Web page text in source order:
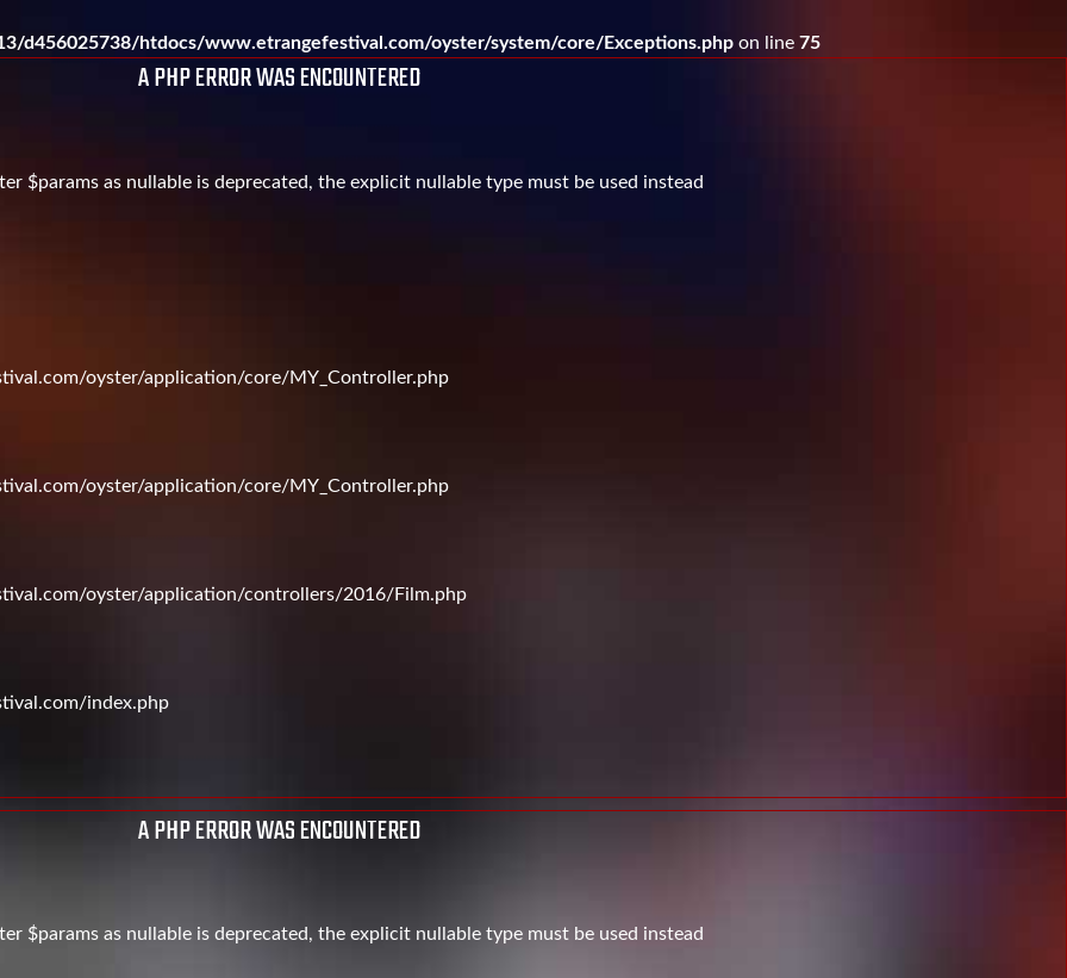
d456025738/htdocs/www.etrangefestival.com/oyster/system/core/Exceptions.php on line 75
A PHP ERROR WAS ENCOUNTERED
$params as nullable is deprecated, the explicit nullable type must be used instead
oyster/application/core/MY_Controller.php
oyster/application/core/MY_Controller.php
oyster/application/controllers/2016/Film.php
index.php
A PHP ERROR WAS ENCOUNTERED
$params as nullable is deprecated, the explicit nullable type must be used instead